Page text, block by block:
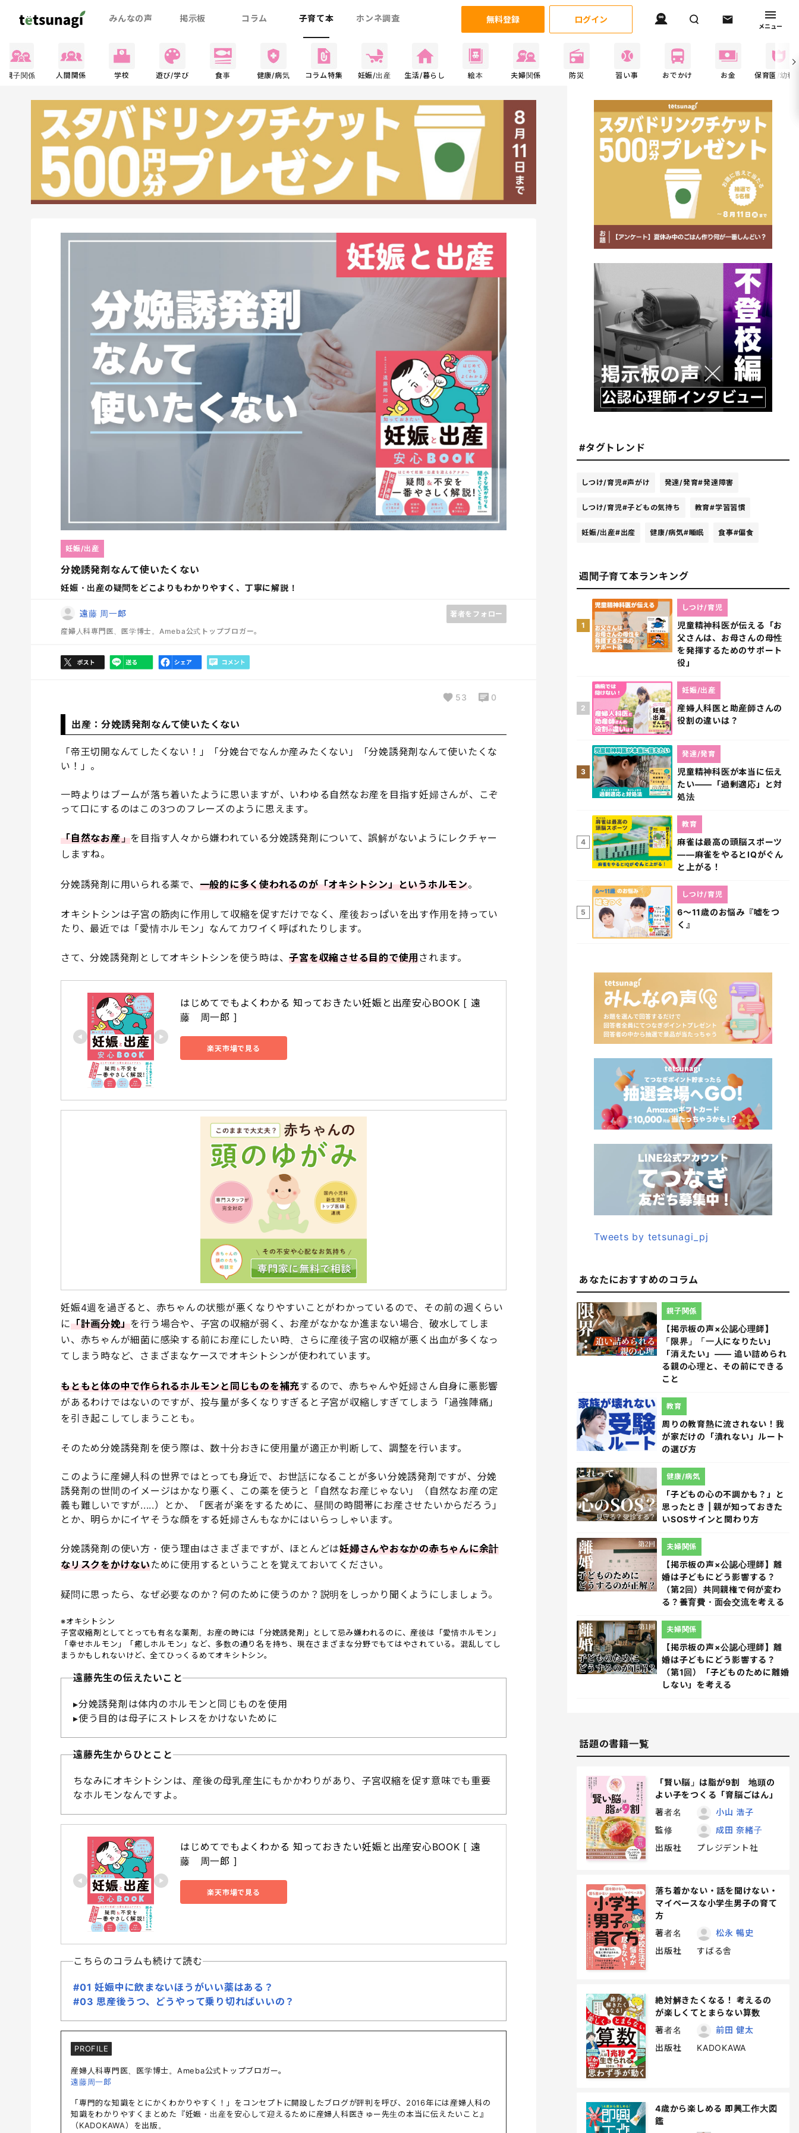
みんなの声 掲示板 コラム 子育て本 ホンネ調査 無料登録 ログイン
メニュー
親子関係 人間関係 学校 遊び/学び 食事 健康/病気 コラム特集 妊娠/出産 生活/暮らし 絵本 夫婦関係 防災 習い事 おでかけ お金 保育園/幼稚
分娩誘発剤なんて使いたくない
妊娠・出産の疑問をどこよりもわかりやすく、丁寧に解説！
妊娠/出産
遠藤 周一郎
著者をフォロー
産婦人科専門医、医学博士。Ameba公式トップブロガー。
53 0
出産：分娩誘発剤なんて使いたくない
「帝王切開なんてしたくない！」「分娩台でなんか産みたくない」「分娩誘発剤なんて使いたくな
い！」。
一時よりはブームが落ち着いたように思いますが、いわゆる自然なお産を目指す妊婦さんが、こぞ
って口にするのはこの3つのフレーズのように思えます。
「自然なお産」を目指す人々から嫌われている分娩誘発剤について、誤解がないようにレクチャー
しますね。
分娩誘発剤に用いられる薬で、 一般的に多く使われるのが「オキシトシン」というホルモン。
オキシトシンは子宮の筋肉に作用して収縮を促すだけでなく、産後おっぱいを出す作用を持ってい
たり、最近では「愛情ホルモン」なんてカワイく呼ばれたりします。
さて、分娩誘発剤としてオキシトシンを使う時は、子宮を収縮させる目的で使用されます。
はじめてでもよくわかる 知っておきたい妊娠と出産安心BOOK [ 遠
藤　周一郎 ]
楽天市場で見る
妊娠4週を過ぎると、赤ちゃんの状態が悪くなりやすいことがわかっているので、その前の週くらい
に「計画分娩」を行う場合や、子宮の収縮が弱く、お産がなかなか進まない場合、破水してしま
い、赤ちゃんが細菌に感染する前にお産にしたい時、さらに産後子宮の収縮が悪く出血が多くなっ
てしまう時など、さまざまなケースでオキシトシンが使われています。
もともと体の中で作られるホルモンと同じものを補充するので、赤ちゃんや妊婦さん自身に悪影響
があるわけではないのですが、投与量が多くなりすぎると子宮が収縮しすぎてしまう「過強陣痛」
を引き起こしてしまうことも。
そのため分娩誘発剤を使う際は、数十分おきに使用量が適正か判断して、調整を行います。
このように産婦人科の世界ではとっても身近で、お世話になることが多い分娩誘発剤ですが、分娩
誘発剤の世間のイメージはかなり悪く、この薬を使うと「自然なお産じゃない」（自然なお産の定
義も難しいですが.....）とか、「医者が楽をするために、昼間の時間帯にお産させたいからだろう」
とか、明らかにイヤそうな顔をする妊婦さんもなかにはいらっしゃいます。
分娩誘発剤の使い方・使う理由はさまざまですが、ほとんどは妊婦さんやおなかの赤ちゃんに余計
なリスクをかけないために使用するということを覚えておいてください。
疑問に思ったら、なぜ必要なのか？何のために使うのか？説明をしっかり聞くようにしましょう。
※オキシトシン
子宮収縮剤としてとっても有名な薬剤。お産の時には「分娩誘発剤」として忌み嫌われるのに、産後は「愛情ホルモン」
「幸せホルモン」「癒しホルモン」など、多数の通り名を持ち、現在さまざまな分野でもてはやされている。混乱してし
まうかもしれないけど、全てひっくるめてオキシトシン。
遠藤先生の伝えたいこと
▸分娩誘発剤は体内のホルモンと同じものを使用
▸使う目的は母子にストレスをかけないために
遠藤先生からひとこと
ちなみにオキシトシンは、産後の母乳産生にもかかわりがあり、子宮収縮を促す意味でも重要
なホルモンなんですよ。
はじめてでもよくわかる 知っておきたい妊娠と出産安心BOOK [ 遠
藤　周一郎 ]
楽天市場で見る
こちらのコラムも続けて読む
#01 妊娠中に飲まないほうがいい薬はある？
#03 思産後うつ、どうやって乗り切ればいいの？
PROFILE
産婦人科専門医、医学博士。Ameba公式トップブロガー。
遠藤周一郎
「専門的な知識をとにかくわかりやすく！」をコンセプトに開設したブログが評判を呼び、2016年には産婦人科の
知識をわかりやすくまとめた『妊娠・出産を安心して迎えるために産婦人科医きゅー先生の本当に伝えたいこと』
（KADOKAWA）を出版。
#タグトレンド
しつけ/育児#声がけ 発達/発育#発達障害
しつけ/育児#子どもの気持ち 教育#学習習慣
妊娠/出産#出産 健康/病気#睡眠 食事#偏食
週間子育て本ランキング
1
児童精神科医が伝える「お
父さんは、お母さんの母性
を発揮するためのサポート
役」
しつけ/育児
2
産婦人科医と助産師さんの
役割の違いは？
妊娠/出産
3
児童精神科医が本当に伝え
たい――「過剰適応」と対
処法
発達/発育
4
麻雀は最高の頭脳スポーツ
――麻雀をやるとIQがぐん
と上がる！
教育
5
6～11歳のお悩み『嘘をつ
く』
しつけ/育児
Tweets by tetsunagi_pj
あなたにおすすめのコラム
【掲示板の声×公認心理師】
「限界」「一人になりたい」
「消えたい」―― 追い詰められ
る親の心理と、その前にできる
こと
親子関係
周りの教育熱に流されない！我
が家だけの「潰れない」ルート
の選び方
教育
「子どもの心の不調かも？」と
思ったとき | 親が知っておきた
いSOSサインと関わり方
健康/病気
【掲示板の声×公認心理師】離
婚は子どもにどう影響する？
（第2回）共同親権で何が変わ
る？養育費・面会交流を考える
夫婦関係
【掲示板の声×公認心理師】離
婚は子どもにどう影響する？
（第1回）「子どものために離婚
しない」を考える
夫婦関係
話題の書籍一覧
「賢い脳」は脂が9割 地頭の
よい子をつくる「育脳ごはん」
著者名
小山 浩子
監修
成田 奈緒子
出版社
プレジデント社
落ち着かない・話を聞けない・
マイペースな小学生男子の育て
方
著者名
松永 暢史
出版社
すばる舎
絶対解きたくなる！ 考えるの
が楽しくてとまらない算数
著者名
前田 健太
出版社
KADOKAWA
4歳から楽しめる 即興工作大図
鑑